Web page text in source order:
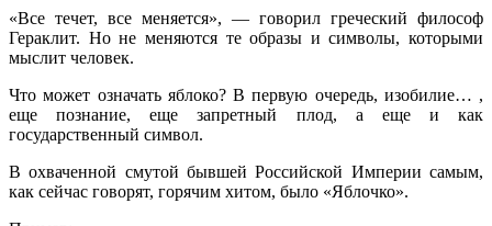
«Все течет, все меняется», — говорил греческий философ
Гераклит. Но не меняются те образы и символы, которыми
мыслит человек.
Что может означать яблоко? В первую очередь, изобилие… ,
еще познание, еще запретный плод, а еще и как
государственный символ.
В охваченной смутой бывшей Российской Империи самым,
как сейчас говорят, горячим хитом, было «Яблочко».